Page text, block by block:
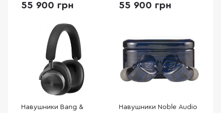
55 900 грн 55 900 грн
Навушники Bang &
Навушники Noble Audio